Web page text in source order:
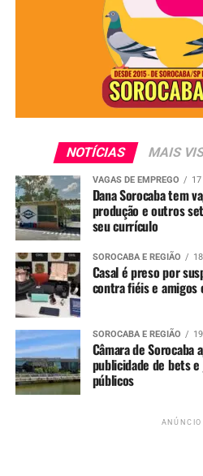
Evento reúne
cursos gratuitos
Tradicionalmente realizado na
cada mês, no Parque
vagas oferecidas pelaCasa do
recrutamento e empresas de
Além da entrega de currículos,
entrevistas e etapas do
local, agilizando a contratação
Os participantes também terão
de qualificação profissionale
palestras motivacionais
NOTÍCIAS MAIS
VAGAS DE EMPREGO
Dana Sorocaba tem
produção e outros
seu currículo
SOROCABA E REGIÃO
Casal é preso por
contra fiéis e amigos
SOROCABA E REGIÃO
Câmara de
publicidade de bets
públicos
ANÚNCIO